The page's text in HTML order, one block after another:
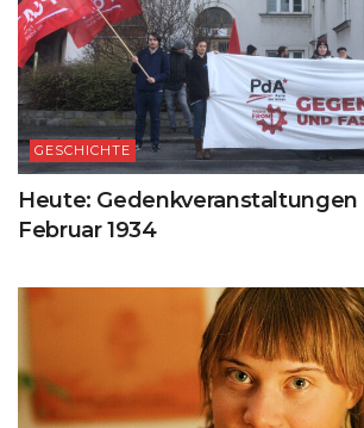
GESCHICHTE
Heute: Gedenkveranstaltungen
Februar 1934